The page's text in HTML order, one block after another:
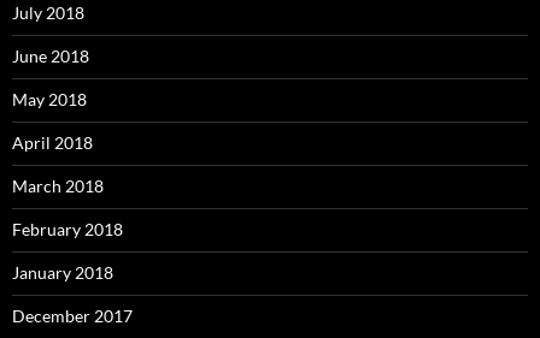
July 2018
June 2018
May 2018
April 2018
March 2018
February 2018
January 2018
December 2017